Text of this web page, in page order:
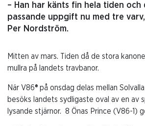
– Han har känts fin hela tiden och
passande uppgift nu med tre
Per Nordström.
Mitten av mars. Tiden då de stora
mullra på landets travbanor.
När V86® på onsdag delas mellan
besöks landets sydligaste oval av en av
lysande stjärnor. 8 Önas Prince (V86-1)